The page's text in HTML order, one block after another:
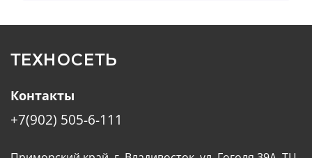
ТЕХНОСЕТЬ
Контакты
+7(902) 505-6-111